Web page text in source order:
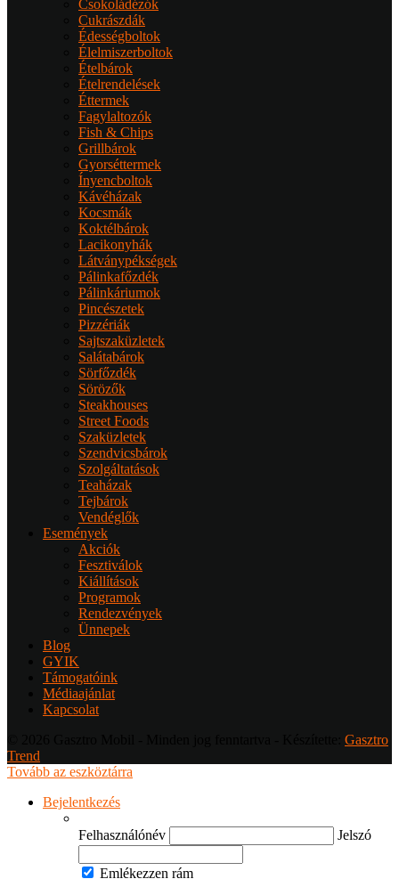
Csokoládézók
Cukrászdák
Édességboltok
Élelmiszerboltok
Ételbárok
Ételrendelések
Éttermek
Fagylaltozók
Fish & Chips
Grillbárok
Gyorséttermek
Ínyencboltok
Kávéházak
Kocsmák
Koktélbárok
Lacikonyhák
Látványpékségek
Pálinkafőzdék
Pálinkáriumok
Pincészetek
Pizzériák
Sajtszaküzletek
Salátabárok
Sörfőzdék
Sörözők
Steakhouses
Street Foods
Szaküzletek
Szendvicsbárok
Szolgáltatások
Teaházak
Tejbárok
Vendéglők
Események
Akciók
Fesztiválok
Kiállítások
Programok
Rendezvények
Ünnepek
Blog
GYIK
Támogatóink
Médiaajánlat
Kapcsolat
Gasztro
Trend
Tovább az eszköztárra
Bejelentkezés
Felhasználónév Jelszó
Emlékezzen rám